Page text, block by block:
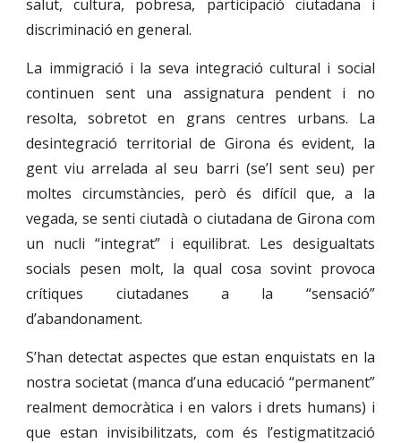
salut, cultura, pobresa, participació ciutadana i
discriminació en general.
La immigració i la seva integració cultural i social
continuen sent una assignatura pendent i no
resolta, sobretot en grans centres urbans. La
desintegració territorial de Girona és evident, la
gent viu arrelada al seu barri (se’l sent seu) per
moltes circumstàncies, però és difícil que, a la
vegada, se senti ciutadà o ciutadana de Girona com
un nucli “integrat” i equilibrat. Les desigualtats
socials pesen molt, la qual cosa sovint provoca
crítiques ciutadanes a la “sensació”
d’abandonament.
S’han detectat aspectes que estan enquistats en la
nostra societat (manca d’una educació “permanent”
realment democràtica i en valors i drets humans) i
que estan invisibilitzats, com és l’estigmatització